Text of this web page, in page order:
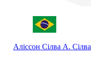
Аліссон Сілва А. Сілва